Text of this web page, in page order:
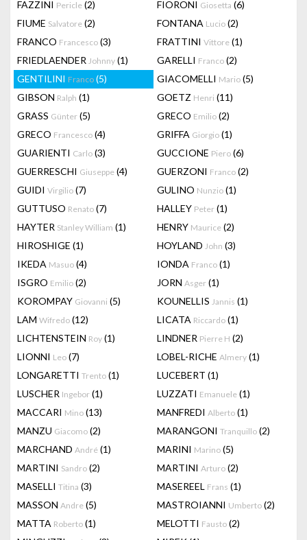
FAZZINI Pericle (2) FIORONI Giosetta (6)
FIUME Salvatore (2) FONTANA Lucio (2)
FRANCO Francesco (3) FRATTINI Vittore (1)
FRIEDLAENDER Johnny (1) GARELLI Franco (2)
GENTILINI Franco (5) GIACOMELLI Mario (5)
GIBSON Ralph (1) GOETZ Henri (11)
GRASS Günter (5) GRECO Emilio (2)
GRECO Francesco (4) GRIFFA Giorgio (1)
GUARIENTI Carlo (3) GUCCIONE Piero (6)
GUERRESCHI Giuseppe (4) GUERZONI Franco (2)
GUIDI Virgilio (7) GULINO Nunzio (1)
GUTTUSO Renato (7) HALLEY Peter (1)
HAYTER Stanley William (1) HENRY Maurice (2)
HIROSHIGE (1) HOYLAND John (3)
IKEDA Masuo (4) IONDA Franco (1)
ISGRO Emilio (2) JORN Asger (1)
KOROMPAY Giovanni (5) KOUNELLIS Jannis (1)
LAM Wifredo (12) LICATA Riccardo (1)
LICHTENSTEIN Roy (1) LINDNER Pierre H (2)
LIONNI Leo (7) LOBEL-RICHE Almery (1)
LONGARETTI Trento (1) LUCEBERT (1)
LUSCHER Ingebor (1) LUZZATI Emanuele (1)
MACCARI Mino (13) MANFREDI Alberto (1)
MANZU Giacomo (2) MARANGONI Tranquillo (2)
MARCHAND André (1) MARINI Marino (5)
MARTINI Sandro (2) MARTINI Arturo (2)
MASELLI Titina (3) MASEREEL Frans (1)
MASSON Andre (5) MASTROIANNI Umberto (2)
MATTA Roberto (1) MELOTTI Fausto (2)